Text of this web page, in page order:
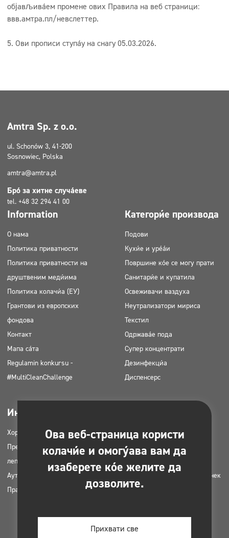
објављивањем промене ових Правила на веб страници:
ввв.амтра.пл/невслеттер.
5. Ови прописи ступају на снагу 05.03.2026.
Amtra Sp. z o.o.
ul. Schonów 3, 41-200
Sosnowiec, Polska
amtra@amtra.pl
Број за хитне случајеве
tel. +48 32 294 41 00
Information
О нама
Политика приватности
Политика приватности на
друштвеним медијима
Политика колачића (ЕУ)
Грантови из европских
фондова
Контакт
Мапа сајта
Regulamin konkursu -
#MultiCleanChallenge
Категорије производа
Подови
Кухиње и уређаји
Површине које се могу прати
Санитарије и купатила
Освеживачи ваздуха
Неутрализатори мириса
Текстил
Одржавање пода
Супер концентрати
Дезинфекција
Диспенсерс
Индустриес
Хоретз
Предузећа за чишћење
лепота
Ауто перионице
Праонице
Каталози производа
МСДС картице
Планови апликација за Цлинек
производе
Фотографије за штампање
Е-књиге
Ова веб-страница користи
колачиће и омогућава вам да
изаберете које желите да
дозволите.
Прихвати све